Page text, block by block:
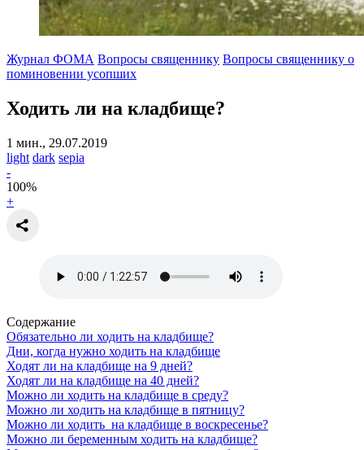
Журнал ФОМА Вопросы священнику Вопросы священнику о
поминовении усопших
Ходить ли на кладбище?
1 мин., 29.07.2019
light dark sepia
-
100%
+
Содержание
Обязательно ли ходить на кладбище?
Дни, когда нужно ходить на кладбище
Ходят ли на кладбище на 9 дней?
Ходят ли на кладбище на 40 дней?
Можно ли ходить на кладбище в среду?
Можно ли ходить на кладбище в пятницу?
Можно ли ходить на кладбище в воскресенье?
Можно ли беременным ходить на кладбище?